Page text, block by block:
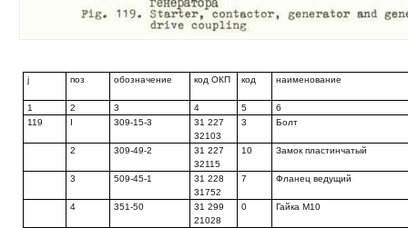
j поз обозначение код ОКП код наименование
1 2 3 4 5
6
119
I 309-15-3
31 227
32103
3 Болт
2 309-49-2
31 227
32115
10 Замок пластинчатый
3 509-45-1
31 228
31752
7 Фланец ведущий
4 351-50
31 299
21028
0 Гайка М10